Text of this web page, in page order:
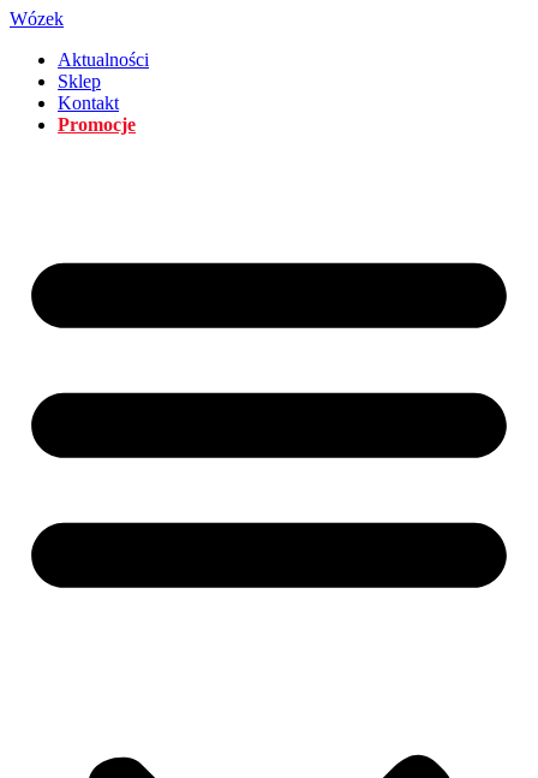
Wózek
Aktualności
Sklep
Kontakt
Promocje